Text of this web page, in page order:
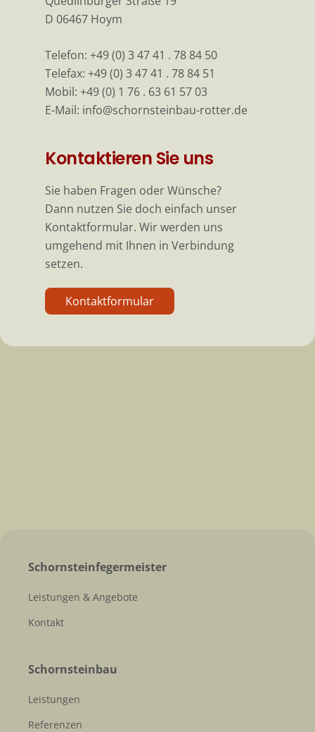
D 06467 Hoym
Telefon: +49 (0) 3 47 41 . 78 84 50
Telefax: +49 (0) 3 47 41 . 78 84 51
Mobil: +49 (0) 1 76 . 63 61 57 03
E-Mail: info@schornsteinbau-rotter.de
Kontaktieren Sie uns
Sie haben Fragen oder Wünsche?
Dann nutzen Sie doch einfach unser
Kontaktformular. Wir werden uns
umgehend mit Ihnen in Verbindung
setzen.
Kontaktformular
Schornsteinfegermeister
Leistungen & Angebote
Kontakt
Schornsteinbau
Leistungen
Referenzen